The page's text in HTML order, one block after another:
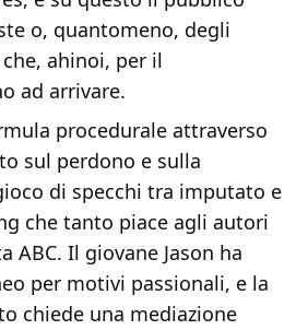
o, quantomeno, degli
ahinoi, per il
ad arrivare.
procedurale attraverso
sul perdono e sulla
di specchi tra imputato e
che tanto piace agli autori
ABC. Il giovane Jason ha
per motivi passionali, e la
chiede una mediazione